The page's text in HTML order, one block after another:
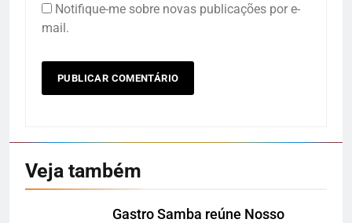
Notifique-me sobre novas publicações por e-
mail.
Veja também
Gastro Samba reúne Nosso